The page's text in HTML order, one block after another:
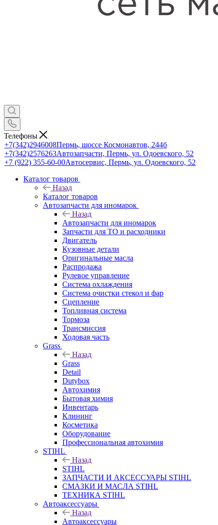
Телефоны
+7(342)2946008Пермь, шоссе Космонавтов, 244б
+7(342)2576263Автозапчасти, Пермь, ул. Одоевского, 52
+7 (922) 355-60-00Автосервис, Пермь, ул. Одоевского, 52
Каталог товаров
Назад
Каталог товаров
Автозапчасти для иномарок
Назад
Автозапчасти для иномарок
Запчасти для ТО и расходники
Двигатель
Кузовные детали
Оригинальные масла
Распродажа
Рулевое управление
Система охлаждения
Система очистки стекол и фар
Сцепление
Топливная система
Тормоза
Трансмиссия
Ходовая часть
Grass
Назад
Grass
Detail
Dutybox
Автохимия
Бытовая химия
Инвентарь
Клининг
Косметика
Оборудование
Профессиональная автохимия
STIHL
Назад
STIHL
ЗАПЧАСТИ И АКСЕССУАРЫ STIHL
СМАЗКИ И МАСЛА STIHL
ТЕХНИКА STIHL
Автоаксессуары
Назад
Автоаксессуары